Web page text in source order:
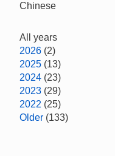
Chinese
All years
2026 (2)
2025 (13)
2024 (23)
2023 (29)
2022 (25)
Older (133)